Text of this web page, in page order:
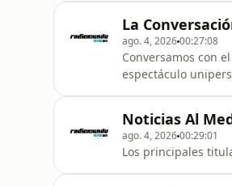
las grandes
La
ago. 4, 202600:27:08
Conversamos con
espectáculo
preguntas que nos
Noticias Al
ago. 4, 202600:29:01
Los principales